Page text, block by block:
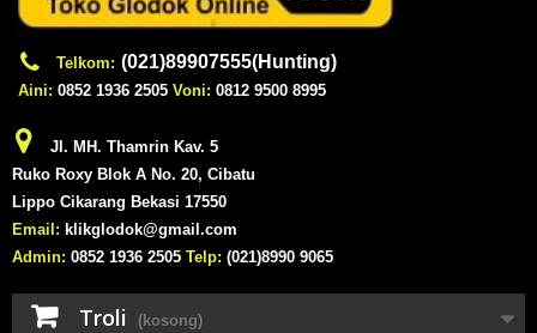
Telkom: (021)89907555(Hunting)
Aini: 0852 1936 2505 Voni: 0812 9500 8995
Jl. MH. Thamrin Kav. 5
Ruko Roxy Blok A No. 20, Cibatu
Lippo Cikarang Bekasi 17550
Email: klikglodok@gmail.com
Admin: 0852 1936 2505 Telp: (021)8990 9065
Troli (kosong)